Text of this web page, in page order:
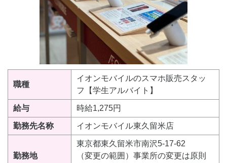
職種
イオンモバイルのスマホ販売スタッ
フ【学生アルバイト】
給与 時給1,275円
勤務先名称 イオンモバイル東久留米店
勤務地
東京都東久留米市南沢5-17-62
（変更の範囲）事業所の変更は原則